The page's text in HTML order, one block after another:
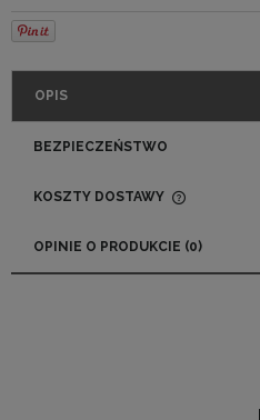
OPIS
BEZPIECZEŃSTWO
KOSZTY DOSTAWY
OPINIE O PRODUKCIE (0)